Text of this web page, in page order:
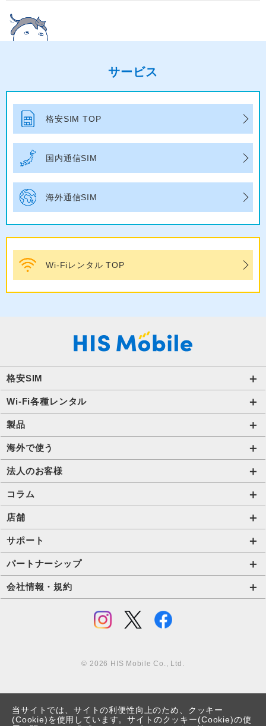
サービス
格安SIM TOP
国内通信SIM
海外通信SIM
Wi-Fiレンタル TOP
格安SIM
国内通信SIM一覧
自由自在2.0プラン
ビタッ！プラン
販売終了したプラン
Wi-Fi各種レンタル
法人のお客様トップページ
海外短期レンタル HIS Wi-Fi
国内外長期レンタル HIS Wi-Fi PLUS+
携帯レンタル
製品
オンラインショップ
HIS Mobileケア
海外で使う
海外短期レンタル HIS Wi-Fi
国内外長期レンタル HIS Wi-Fi PLUS+
Trip SIM(海外利用 プリペイド eSIM)
法人のお客様
サービス一覧【法人】
格安SIM【法人】
ご利用開始の流れ【法人】
法人向け取扱端末
Wi-Fiレンタル HIS Wi-Fi PLUS+ for Biz
コラム
コラムTOP
格安SIMに関する記事
Wi-Fiに関する記事
お役立ち情報
店舗
HISモバイル取扱店舗
サポート
サポートトップページ
SIMロック解除手続き
パートナーシップ
店舗型代理店募集
会社情報・規約
外部送信される情報の取り扱いについて
利用規約
© 2026 HIS Mobile Co., Ltd.
当サイトでは、サイトの利便性向上のため、クッキー
(Cookie)を使用しています。サイトのクッキー(Cookie)の使